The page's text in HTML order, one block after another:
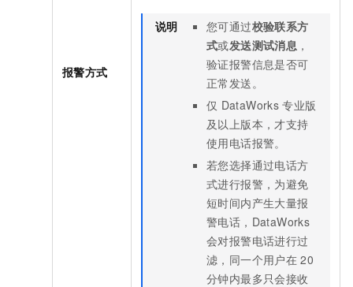
报警方式
说明 您可通过校验联系方
式或发送测试消息 ，
验证报警信息是否可
正常发送。
仅 DataWorks 专业版
及以上版本，才支持
使用电话报警。
若您选择通过电话方
式进行报警，为避免
短时间内产生大量报
警电话，DataWorks
会对报警电话进行过
滤，同一个用户在 20
分钟内最多只会接收